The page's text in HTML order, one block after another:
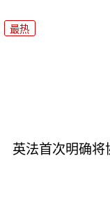
最热
英法首次明确将